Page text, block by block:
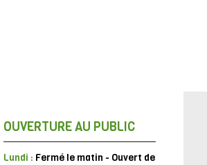
OUVERTURE AU PUBLIC
Lundi : Fermé le matin - Ouvert de